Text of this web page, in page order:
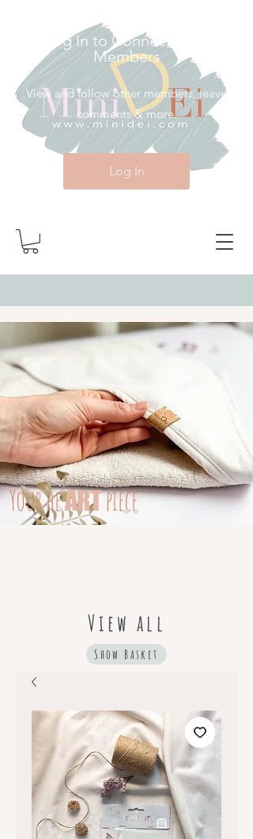
Log In to Connect With
Members
View and follow other members, leave
comments & more.
Log In
YourheARTpiece
View all
Show Basket